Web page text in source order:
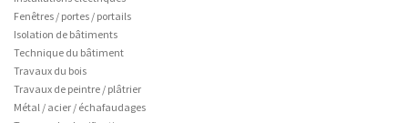
Fenêtres / portes / portails
Isolation de bâtiments
Technique du bâtiment
Travaux du bois
Travaux de peintre / plâtrier
Métal / acier / échafaudages